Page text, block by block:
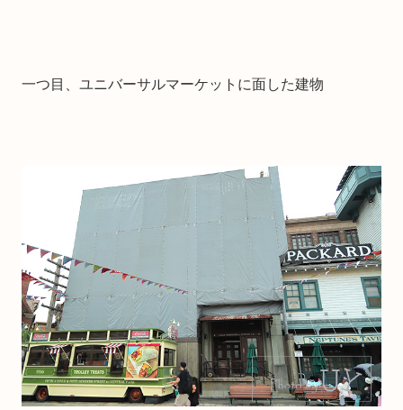
一つ目、ユニバーサルマーケットに面した建物